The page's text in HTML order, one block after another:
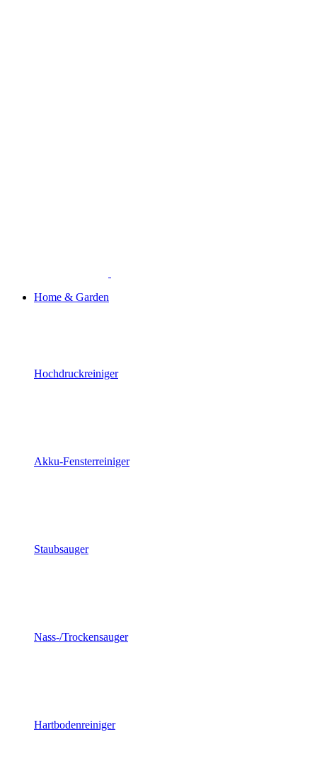
Home & Garden
Hochdruckreiniger
Akku-Fensterreiniger
Staubsauger
Nass-/Trockensauger
Hartbodenreiniger